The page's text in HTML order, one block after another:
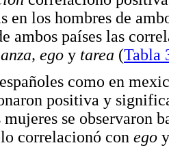
en los hombres de
ambos países las
ego y tarea (Tabla
como en
positiva y
se observaron
correlacionó con ego